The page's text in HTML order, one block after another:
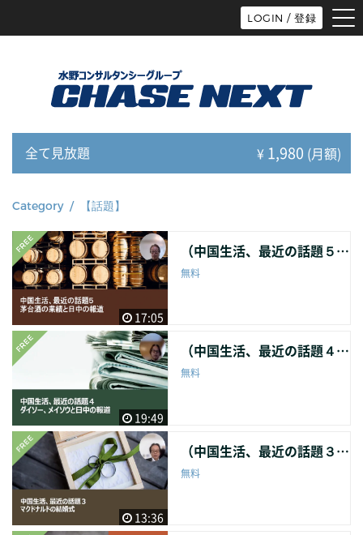
LOGIN / 登録
全て見放題 ¥ 1,980 (月額)
Category / 【話題】
17:05
（中国生活、最近の話題５）茅台酒の業績と日中の報道（2025年10月）
無料
19:49
（中国生活、最近の話題４）ダイソー、メイソウと日中の報道（2025年1月）
無料
13:36
（中国生活、最近の話題３）マクドナルドの結婚式（2024年12月）
無料